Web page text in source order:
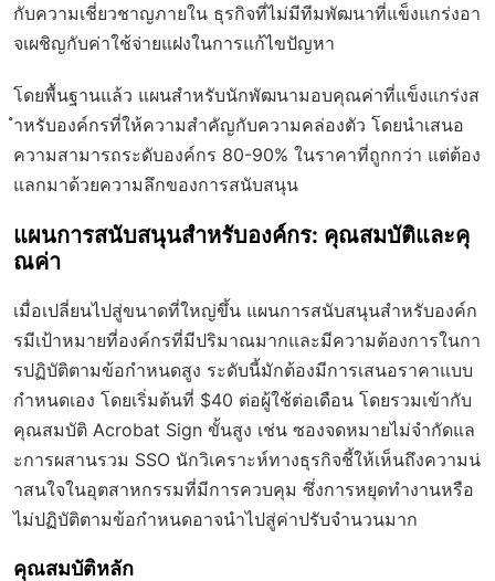
กับความเชี่ยวชาญภายใน ธุรกิจที่ไม่มีทีมพัฒนาที่แข็งแกร่งอา
จเผชิญกับค่าใช้จ่ายแฝงในการแก้ไขปัญหา
โดยพื้นฐานแล้ว แผนสำหรับนักพัฒนามอบคุณค่าที่แข็งแกร่งส
ำหรับองค์กรที่ให้ความสำคัญกับความคล่องตัว โดยนำเสนอ
ความสามารถระดับองค์กร 80-90% ในราคาที่ถูกกว่า แต่ต้อง
แลกมาด้วยความลึกของการสนับสนุน
แผนการสนับสนุนสำหรับองค์กร: คุณสมบัติและคุ
ณค่า
เมื่อเปลี่ยนไปสู่ขนาดที่ใหญ่ขึ้น แผนการสนับสนุนสำหรับองค์ก
รมีเป้าหมายที่องค์กรที่มีปริมาณมากและมีความต้องการในกา
รปฏิบัติตามข้อกำหนดสูง ระดับนี้มักต้องมีการเสนอราคาแบบ
กำหนดเอง โดยเริ่มต้นที่ $40 ต่อผู้ใช้ต่อเดือน โดยรวมเข้ากับ
คุณสมบัติ Acrobat Sign ขั้นสูง เช่น ซองจดหมายไม่จำกัดแล
ะการผสานรวม SSO นักวิเคราะห์ทางธุรกิจชี้ให้เห็นถึงความน่
าสนใจในอุตสาหกรรมที่มีการควบคุม ซึ่งการหยุดทำงานหรือ
ไม่ปฏิบัติตามข้อกำหนดอาจนำไปสู่ค่าปรับจำนวนมาก
คุณสมบัติหลัก